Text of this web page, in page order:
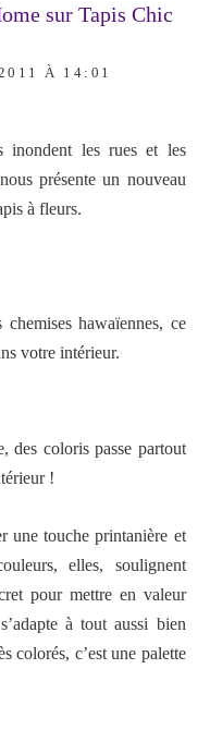
sur Tapis Chic
À 14:01
inondent les rues et les
nous présente un nouveau
à fleurs.
hawaïennes, ce
votre intérieur.
des coloris passe partout
!
une touche printanière et
elles, soulignent
pour mettre en valeur
à tout aussi bien
colorés, c’est une palette